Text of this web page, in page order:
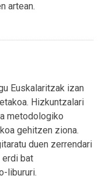
artean.
Euskalaritzak izan
Hizkuntzalari
metodologiko
gehitzen ziona.
duen zerrendari
erdi bat
libururi.